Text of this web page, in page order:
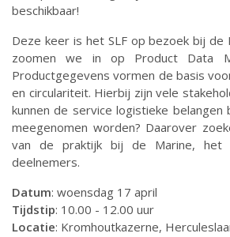
beschikbaar!
Deze keer is het SLF op bezoek bij de
zoomen we in op Product Data
Productgegevens vormen de basis
en circulariteit. Hierbij zijn vele
kunnen de service logistieke
meegenomen worden? Daarover
van de praktijk bij de Marine, het
deelnemers.
Datum: woensdag 17 april
Tijdstip: 10.00 - 12.00 uur
Locatie: Kromhoutkazerne,